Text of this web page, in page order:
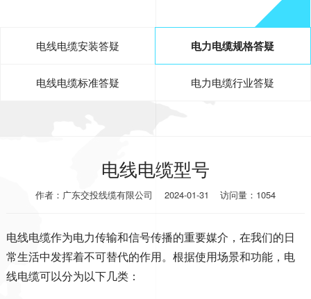
电线电缆安装答疑 电力电缆规格答疑
电线电缆标准答疑 电力电缆行业答疑
电线电缆型号
作者：广东交投线缆有限公司 2024-01-31 访问量：1054
电线电缆作为电力传输和信号传播的重要媒介，在我们的日
常生活中发挥着不可替代的作用。根据使用场景和功能，电
线电缆可以分为以下几类：